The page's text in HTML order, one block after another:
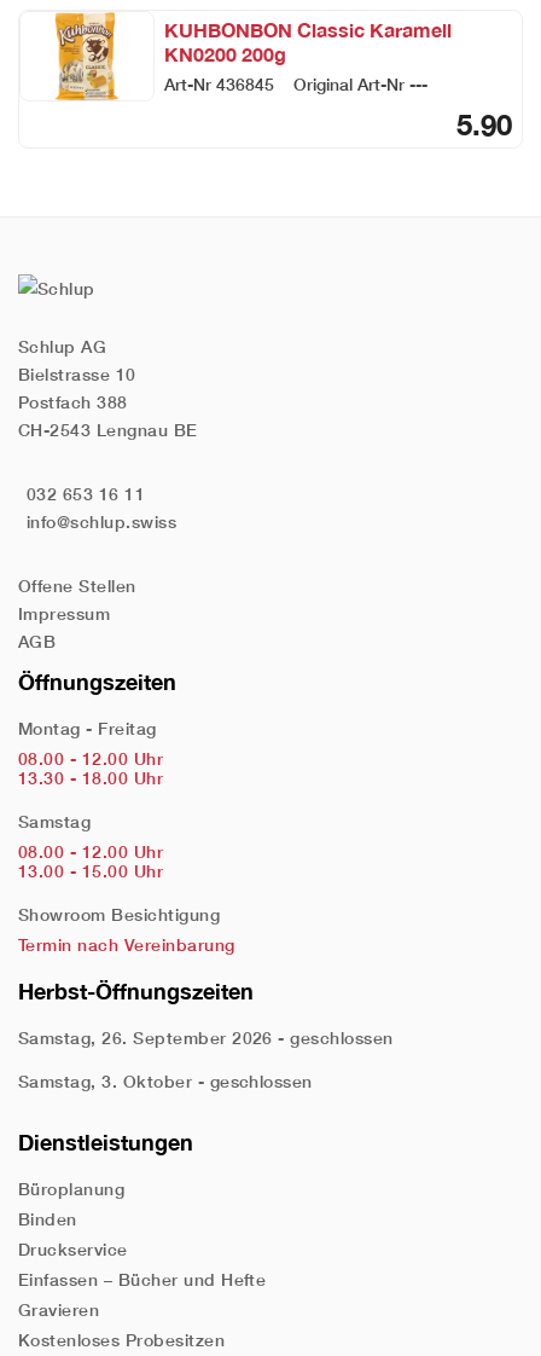
KUHBONBON Classic Karamell
KN0200 200g
Art-Nr 436845 Original Art-Nr ---
5.90
Schlup AG
Bielstrasse 10
Postfach 388
CH-2543 Lengnau BE
032 653 16 11
info@schlup.swiss
Offene Stellen
Impressum
AGB
Öffnungszeiten
Montag - Freitag
08.00 - 12.00 Uhr
13.30 - 18.00 Uhr
Samstag
08.00 - 12.00 Uhr
13.00 - 15.00 Uhr
Showroom Besichtigung
Termin nach Vereinbarung
Herbst-Öffnungszeiten
Samstag, 26. September 2026 - geschlossen
Samstag, 3. Oktober - geschlossen
Dienstleistungen
Büroplanung
Binden
Druckservice
Einfassen – Bücher und Hefte
Gravieren
Kostenloses Probesitzen